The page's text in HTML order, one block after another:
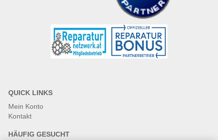
QUICK LINKS
Mein Konto
Kontakt
HÄUFIG GESUCHT